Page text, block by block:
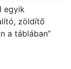
egyik
zöldítő
a táblában”